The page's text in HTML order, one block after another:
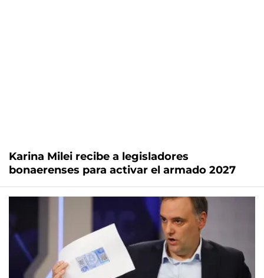
Karina Milei recibe a legisladores
bonaerenses para activar el armado 2027